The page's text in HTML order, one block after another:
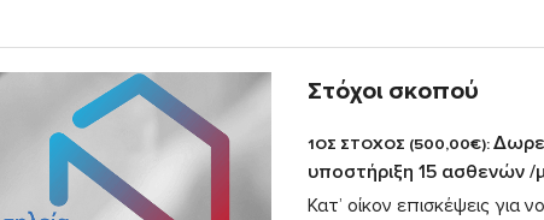
Στόχοι σκοπού
1ΟΣ ΣΤΟΧΟΣ (500,00€):
υποστήριξη 15 ασθενών /
Κατ’ οίκον επισκέψεις για